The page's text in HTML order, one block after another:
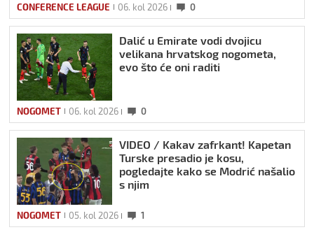
CONFERENCE LEAGUE 06. kol 2026 0
Dalić u Emirate vodi dvojicu
velikana hrvatskog nogometa,
evo što će oni raditi
NOGOMET 06. kol 2026 0
VIDEO / Kakav zafrkant! Kapetan
Turske presadio je kosu,
pogledajte kako se Modrić našalio
s njim
NOGOMET 05. kol 2026 1